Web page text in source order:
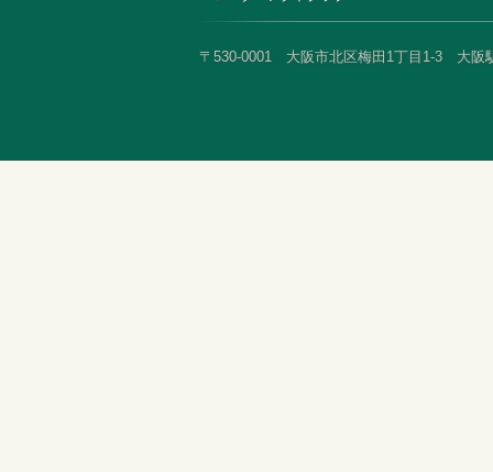
〒530-0001 大阪市北区梅田1丁目1-3 大阪